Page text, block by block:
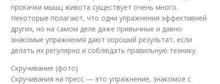
прокачки мышц живота существует очень много.
Некоторые полагают, что одни упражнения эффективней
других, но на самом деле даже привычные и давно
знакомые упражнения дают хороший результат, если
делать их регулярно и соблюдать правильную технику.
Скручивание (фото)
Скручивания на пресс — это упражнение, знакомое с